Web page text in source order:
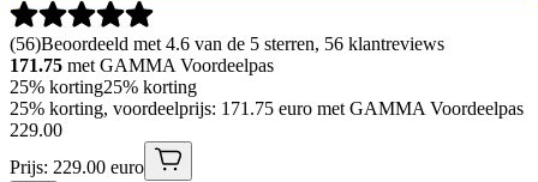
(56)Beoordeeld met 4.6 van de 5 sterren, 56 klantreviews
171.75 met GAMMA Voordeelpas
25% korting25% korting
25% korting, voordeelprijs: 171.75 euro met GAMMA Voordeelpas
229.00
Prijs: 229.00 euro